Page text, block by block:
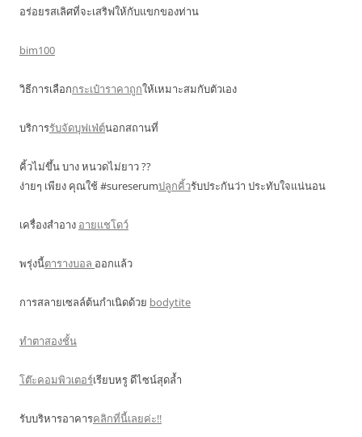
อร่อยรสเลิศที่จะเสริฟให้กับแขกของท่าน
bim100
วิธีการเลือกกระเป๋าราคาถูกให้เหมาะสมกับตัวเอง
บริการรับจัดบุฟเฟ่ต์นอกสถานที่
คิ้วไม่ขึ้น บาง หนวดไม่ยาว ??
ง่ายๆ เพียง คุณใช้ #sureserumปลูกคิ้วรับประกันว่า ประทับใจแน่นอน
เครื่องสำอาง อายแชโดว์
พรุ่งนี้ตารางบอล ออกแล้ว
การสลายเซลล์ต้นกำเนิดด้วย bodytite
ทำตาสองชั้น
โต๊ะคอมพิวเตอร์เรียบหรู ดีไซน์สุดล้ำ
รับบริหารอาคารคลิกที่นี้เลยค่ะ!!